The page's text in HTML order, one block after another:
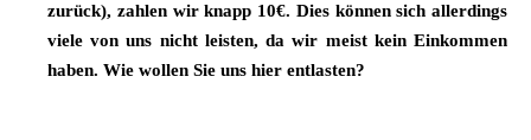
zurück), zahlen wir knapp 10€. Dies können sich allerdings
viele von uns nicht leisten, da wir meist kein Einkommen
haben. Wie wollen Sie uns hier entlasten?